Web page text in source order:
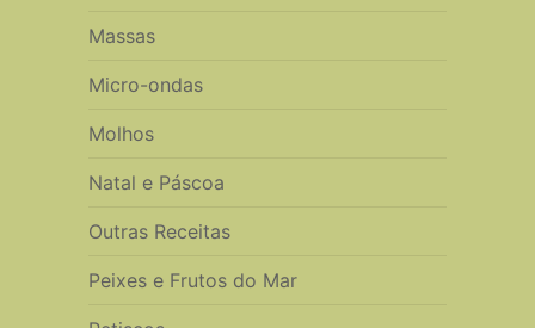
Massas
Micro-ondas
Molhos
Natal e Páscoa
Outras Receitas
Peixes e Frutos do Mar